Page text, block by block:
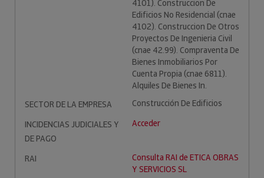
4101). Construccion De
Edificios No Residencial (cnae
4102). Construccion De Otros
Proyectos De Ingenieria Civil
(cnae 42.99). Compraventa De
Bienes Inmobiliarios Por
Cuenta Propia (cnae 6811).
Alquiles De Bienes In.
SECTOR DE LA EMPRESA
Construcción De Edificios
INCIDENCIAS JUDICIALES Y
DE PAGO
Acceder
RAI
Consulta RAI de ETICA OBRAS
Y SERVICIOS SL